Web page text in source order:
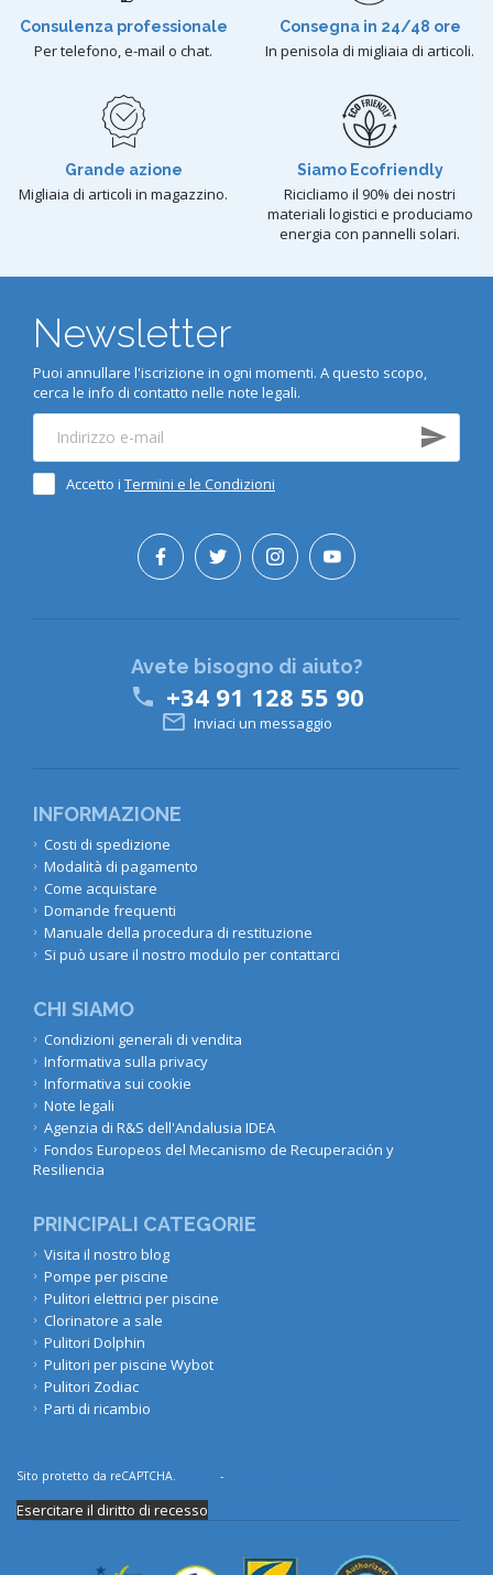
Consulenza professionale
Per telefono, e-mail o chat.
Consegna in 24/48 ore
In penisola di migliaia di articoli.
Grande azione
Migliaia di articoli in magazzino.
Siamo Ecofriendly
Ricicliamo il 90% dei nostri
materiali logistici e produciamo
energia con pannelli solari.
Newsletter
Puoi annullare l'iscrizione in ogni momenti. A questo scopo,
cerca le info di contatto nelle note legali.
Accetto i Termini e le Condizioni
INFORMAZIONE
Costi di spedizione
Modalità di pagamento
Come acquistare
Domande frequenti
Manuale della procedura di restituzione
Si può usare il nostro modulo per contattarci
CHI SIAMO
Condizioni generali di vendita
Informativa sulla privacy
Informativa sui cookie
Note legali
Agenzia di R&S dell'Andalusia IDEA
Fondos Europeos del Mecanismo de Recuperación y
Resiliencia
PRINCIPALI CATEGORIE
Visita il nostro blog
Pompe per piscine
Pulitori elettrici per piscine
Clorinatore a sale
Pulitori Dolphin
Pulitori per piscine Wybot
Pulitori Zodiac
Parti di ricambio
Avete bisogno di aiuto?
 +34 91 128 55 90
 Inviaci un messaggio
Sito protetto da reCAPTCHA. -
Esercitare il diritto di recesso